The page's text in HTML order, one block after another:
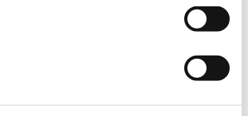
könnte Sie auch
interessieren